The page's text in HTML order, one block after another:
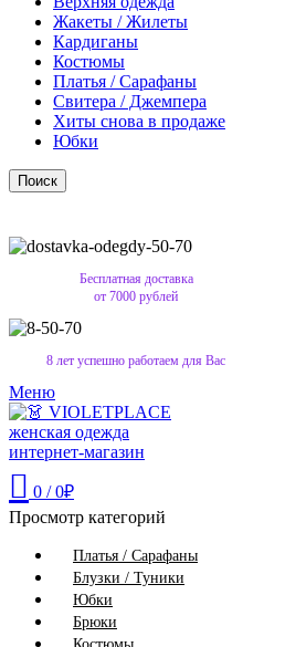
Жакеты / Жилеты
Кардиганы
Костюмы
Платья / Сарафаны
Свитера / Джемпера
Хиты снова в продаже
Юбки
Поиск
Бесплатная доставка
от 7000 рублей
8 лет успешно работаем для Вас
Меню
0 / 0₽
Просмотр категорий
Платья / Сарафаны
Блузки / Туники
Юбки
Брюки